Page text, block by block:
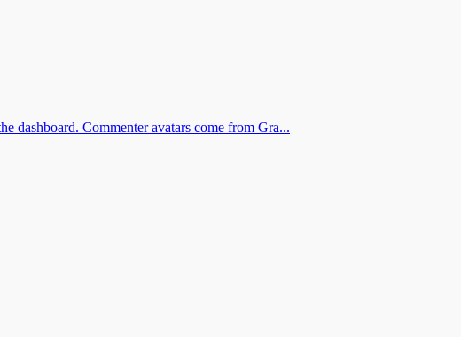
dashboard. Commenter avatars come from Gra...